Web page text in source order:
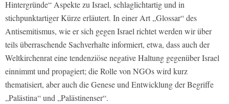
Hintergründe“ Aspekte zu Israel, schlaglichtartig und in
stichpunktartiger Kürze erläutert. In einer Art „Glossar“ des
Antisemitismus, wie er sich gegen Israel richtet werden wir über
teils überraschende Sachverhalte informiert, etwa, dass auch der
Weltkirchenrat eine tendenziöse negative Haltung gegenüber Israel
einnimmt und propagiert; die Rolle von NGOs wird kurz
thematisiert, aber auch die Genese und Entwicklung der Begriffe
„Palästina“ und „Palästinenser“.